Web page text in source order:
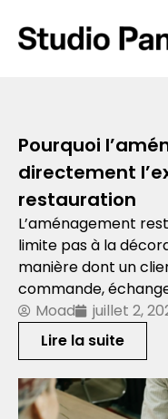
Pourquoi
directement
restauration
L’aménagement
limite pas à la
manière dont un
commande,
Moad
juillet 2,
Lire la suite